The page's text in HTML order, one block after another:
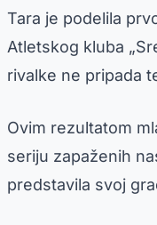
Tara je podelila
Atletskog kluba
rivalke ne pripada
Ovim rezultatom
seriju zapaženih
predstavila svoj